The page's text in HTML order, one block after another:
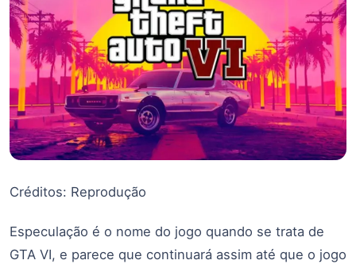
Créditos: Reprodução
Especulação é o nome do jogo quando se trata de
GTA VI, e parece que continuará assim até que o jogo